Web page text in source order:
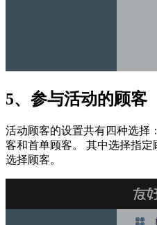
5、参与活动的顾客
活动顾客的设置共有四种选择
客和首单顾客。 其中选择指
选择顾客。